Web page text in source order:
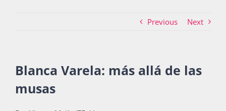
Previous Next
Blanca Varela: más allá de las
musas